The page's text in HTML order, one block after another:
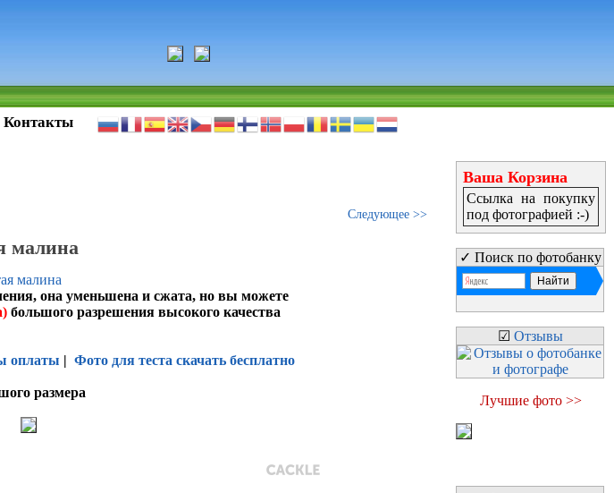
Контакты
Следующее >>
малина
она уменьшена и сжата, но вы можете
большого разрешения высокого качества
оплаты Фото для теста скачать бесплатно
размера
Ваша Корзина
Ссылка на покупку
под фотографией :-)
✓ Поиск по фотобанку
☑ Отзывы
Лучшие фото >>